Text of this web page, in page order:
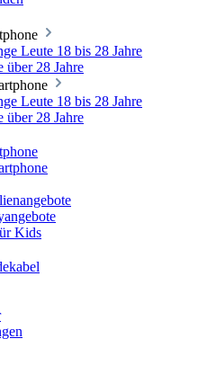
Leute 18 bis 28 Jahre
über 28 Jahre
Leute 18 bis 28 Jahre
über 28 Jahre
Kids